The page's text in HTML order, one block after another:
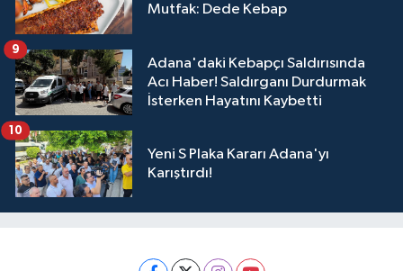
Mutfak: Dede Kebap
Adana'daki Kebapçı Saldırısında
Acı Haber! Saldırganı Durdurmak
İsterken Hayatını Kaybetti
9
Yeni S Plaka Kararı Adana'yı
Karıştırdı!
10